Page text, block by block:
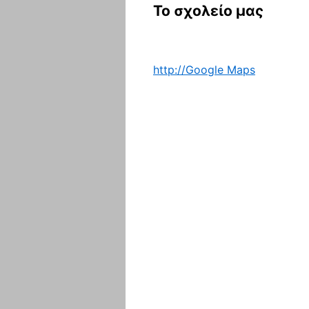
Το σχολείο μας
http://Google Maps